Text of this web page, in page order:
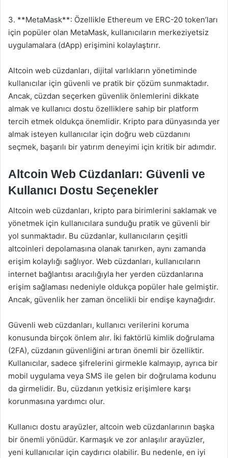
3. **MetaMask**: Özellikle Ethereum ve ERC-20 token’ları
için popüler olan MetaMask, kullanıcıların merkeziyetsiz
uygulamalara (dApp) erişimini kolaylaştırır.
Altcoin web cüzdanları, dijital varlıkların yönetiminde
kullanıcılar için güvenli ve pratik bir çözüm sunmaktadır.
Ancak, cüzdan seçerken güvenlik önlemlerini dikkate
almak ve kullanıcı dostu özelliklere sahip bir platform
tercih etmek oldukça önemlidir. Kripto para dünyasında yer
almak isteyen kullanıcılar için doğru web cüzdanını
seçmek, başarılı bir yatırım deneyimi için kritik bir adımdır.
Altcoin Web Cüzdanları: Güvenli ve
Kullanıcı Dostu Seçenekler
Altcoin web cüzdanları, kripto para birimlerini saklamak ve
yönetmek için kullanıcılara sunduğu pratik ve güvenli bir
yol sunmaktadır. Bu cüzdanlar, kullanıcıların çeşitli
altcoinleri depolamasına olanak tanırken, aynı zamanda
erişim kolaylığı sağlıyor. Web cüzdanları, kullanıcıların
internet bağlantısı aracılığıyla her yerden cüzdanlarına
erişim sağlaması nedeniyle oldukça popüler hale gelmiştir.
Ancak, güvenlik her zaman öncelikli bir endişe kaynağıdır.
Güvenli web cüzdanları, kullanıcı verilerini koruma
konusunda birçok önlem alır. İki faktörlü kimlik doğrulama
(2FA), cüzdanın güvenliğini artıran önemli bir özelliktir.
Kullanıcılar, sadece şifrelerini girmekle kalmayıp, ayrıca bir
mobil uygulama veya SMS ile gelen bir doğrulama kodunu
da girmelidir. Bu, cüzdanın yetkisiz erişimlere karşı
korunmasına yardımcı olur.
Kullanıcı dostu arayüzler, altcoin web cüzdanlarının başka
bir önemli yönüdür. Karmaşık ve zor anlaşılır arayüzler,
yeni kullanıcılar için caydırıcı olabilir. Bu nedenle, en iyi